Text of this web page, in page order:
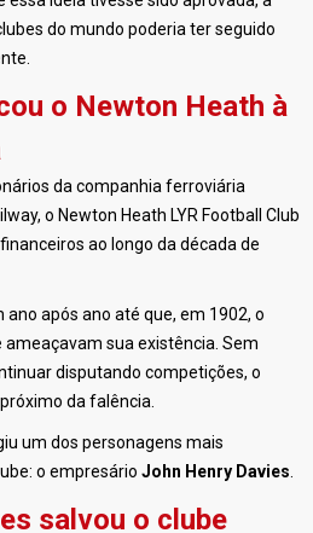
do mundo poderia ter seguido
o Newton Heath à
da companhia ferroviária
o Newton Heath LYR Football Club
ao longo da década de
após ano até que, em 1902, o
sua existência. Sem
disputando competições, o
da falência.
um dos personagens mais
o empresário John Henry Davies
salvou o clube